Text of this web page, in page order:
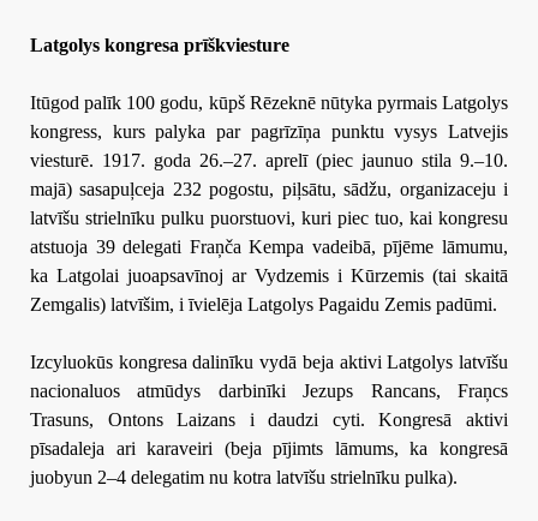
Latgolys kongresa prīškviesture
Itūgod palīk 100 godu, kūpš Rēzeknē nūtyka pyrmais Latgolys
kongress, kurs palyka par pagrīzīņa punktu vysys Latvejis
viesturē. 1917. goda 26.–27. aprelī (piec jaunuo stila 9.–10.
majā) sasapuļceja 232 pogostu, piļsātu, sādžu, organizaceju i
latvīšu strielnīku pulku puorstuovi, kuri piec tuo, kai kongresu
atstuoja 39 delegati Fraņča Kempa vadeibā, pījēme lāmumu,
ka Latgolai juoapsavīnoj ar Vydzemis i Kūrzemis (tai skaitā
Zemgalis) latvīšim, i īvielēja Latgolys Pagaidu Zemis padūmi.
Izcyluokūs kongresa dalinīku vydā beja aktivi Latgolys latvīšu
nacionaluos atmūdys darbinīki Jezups Rancans, Fraņcs
Trasuns, Ontons Laizans i daudzi cyti. Kongresā aktivi
pīsadaleja ari karaveiri (beja pījimts lāmums, ka kongresā
juobyun 2–4 delegatim nu kotra latvīšu strielnīku pulka).